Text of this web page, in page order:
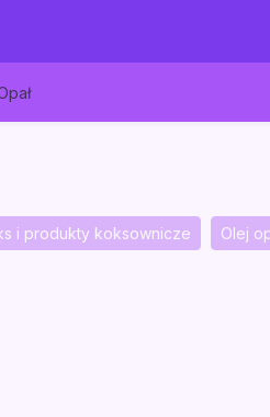
i produkty koksownicze Olej